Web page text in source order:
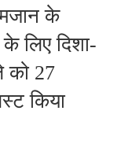
के
लिए दिशा-
को 27
किया